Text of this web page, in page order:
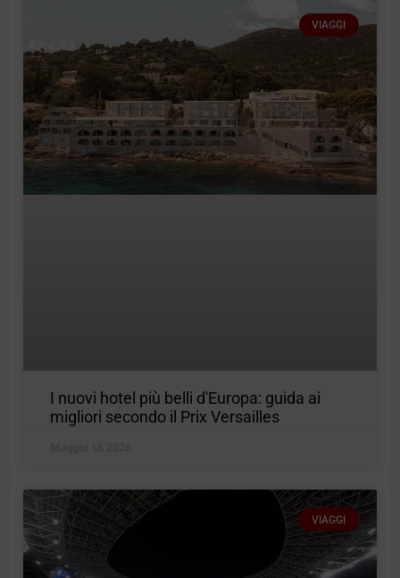
VIAGGI
I nuovi hotel più belli d'Europa: guida ai
migliori secondo il Prix Versailles
Maggio 13, 2026
VIAGGI